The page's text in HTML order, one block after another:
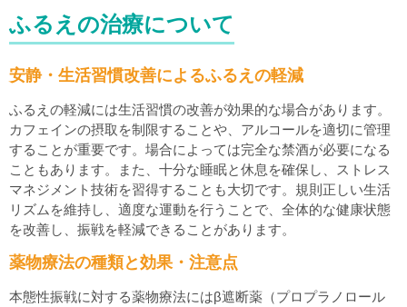
ふるえの治療について
安静・生活習慣改善によるふるえの軽減
ふるえの軽減には生活習慣の改善が効果的な場合があります。
カフェインの摂取を制限することや、アルコールを適切に管理
することが重要です。場合によっては完全な禁酒が必要になる
こともあります。また、十分な睡眠と休息を確保し、ストレス
マネジメント技術を習得することも大切です。規則正しい生活
リズムを維持し、適度な運動を行うことで、全体的な健康状態
を改善し、振戦を軽減できることがあります。
薬物療法の種類と効果・注意点
本態性振戦に対する薬物療法にはβ遮断薬（プロプラノロール